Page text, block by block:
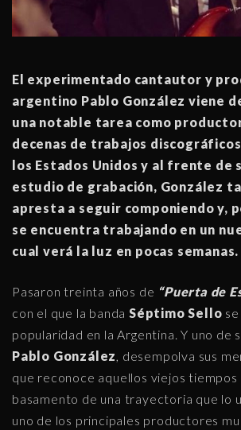
El experimentado cantautor y
argentino Pablo González viene
una notable tarea como
decenas de trabajos
los Estados Unidos y al frente de
estudio de grabación, González
apresta a seguir componiendo y,
se encuentra trabajando en un
cual verá la luz en pocas semanas.
Pasaron treinta años de “Puerta de
con el que la banda Séptimo Sello
popularidad en la Argentina. Y uno de
Pablo González , desempolva sus
que reconoce aquellos viejos tiempos
basamento de una trayectoria que lo
uno de los principales productores